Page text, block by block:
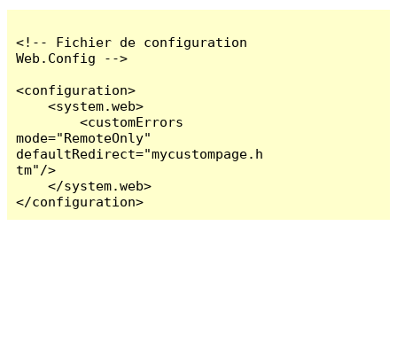
<!-- Fichier de configuration
Web.Config -->
<configuration>
    <system.web>
        <customErrors
mode="RemoteOnly"
defaultRedirect="mycustompage.h
tm"/>
    </system.web>
</configuration>